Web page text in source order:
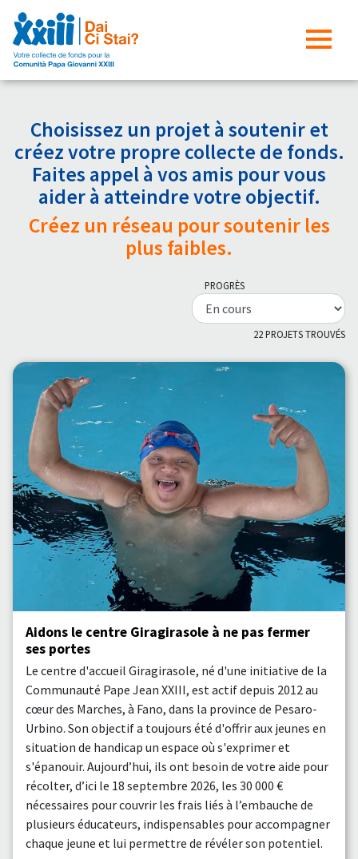
Choisissez un projet à soutenir et
créez votre propre collecte de fonds.
Faites appel à vos amis pour vous
aider à atteindre votre objectif.
Créez un réseau pour soutenir les
plus faibles.
PROGRÈS
22 PROJETS TROUVÉS
Aidons le centre Giragirasole à ne pas fermer
ses portes
Le centre d'accueil Giragirasole, né d'une initiative de la
Communauté Pape Jean XXIII, est actif depuis 2012 au
cœur des Marches, à Fano, dans la province de Pesaro-
Urbino. Son objectif a toujours été d'offrir aux jeunes en
situation de handicap un espace où s'exprimer et
s'épanouir. Aujourd’hui, ils ont besoin de votre aide pour
récolter, d’ici le 18 septembre 2026, les 30 000 €
nécessaires pour couvrir les frais liés à l’embauche de
plusieurs éducateurs, indispensables pour accompagner
chaque jeune et lui permettre de révéler son potentiel.